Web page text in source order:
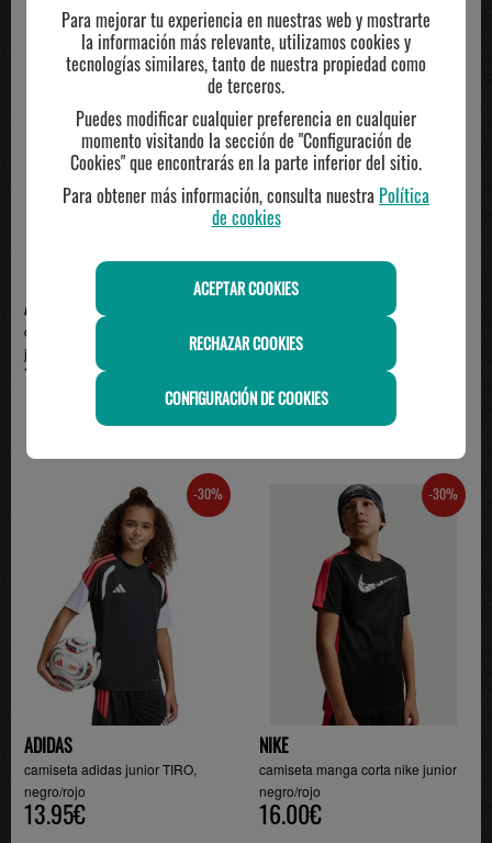
-29%
ADIDAS
camiseta adidas manga corta
junior, verde
19.95€
Camiseta adidas Tiro Junior
Manga Corta Azul | ...
-30%
ADIDAS
camiseta adidas junior TIRO,
negro/rojo
13.95€
-30%
NIKE
camiseta manga corta nike junior
negro/rojo
16.00€
Para mejorar tu experiencia en nuestras web y mostrarte
la información más relevante, utilizamos cookies y
tecnologías similares, tanto de nuestra propiedad como
de terceros.
Puedes modificar cualquier preferencia en cualquier
momento visitando la sección de "Configuración de
Cookies" que encontrarás en la parte inferior del sitio.
Para obtener más información, consulta nuestra Política
de cookies
ACEPTAR COOKIES
RECHAZAR COOKIES
CONFIGURACIÓN DE COOKIES